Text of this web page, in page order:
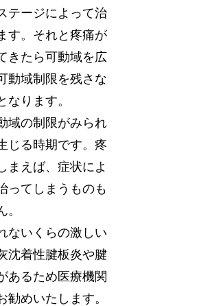
テージによって治
す。それと疼痛が
きたら可動域を広
動域制限を残さな
なります。
域の制限がみられ
じる時期です。疼
まえば、症状によ
ってしまうものも
ないくらの激しい
沈着性腱板炎や腱
あるため医療機関
勧めいたします。